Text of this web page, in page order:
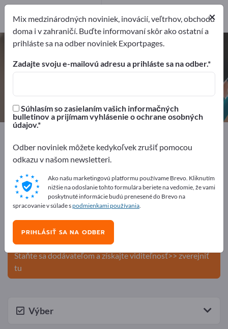
Tonery do kopírok – nájdite
výrobcov a dodávateľov
1
Tonery do kopírok
Inzerujte zadarmo na Exportpages!
Potreby – Ponuky – Použité tovary – Obchodné
kontakty >> začnite tu
Zverejnite svoju spoločnosť a svoje
produkty na Exportpages.
Staňte sa dodávateľom a získajte viditeľnosť>> zverejniť
tu
Výber
×
Mix medzinárodných noviniek, inovácií, veľtrhov, obchodu
doma i v zahraničí. Buďte informovaní skôr ako ostatní a
prihláste sa na odber noviniek Exportpages.
Zadajte svoju e-mailovú adresu a prihláste sa na odber.
Súhlasím so zasielaním vašich informačných
bulletinov a prijímam vyhlásenie o ochrane osobných
údajov.
Odber noviniek môžete kedykoľvek zrušiť pomocou
odkazu v našom newsletteri.
Ako našu marketingovú platformu používame Brevo. Kliknutím
nižšie na odoslanie tohto formulára beriete na vedomie, že vami
poskytnuté informácie budú prenesené do Brevo na
spracovanie v súlade spodmienkami používania.
PRIHLÁSIŤ SA NA ODBER